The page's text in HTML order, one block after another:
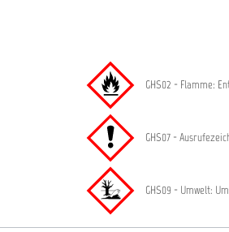
GHS02 - Flamme:
GHS07 -
GHS09 - Umwelt: